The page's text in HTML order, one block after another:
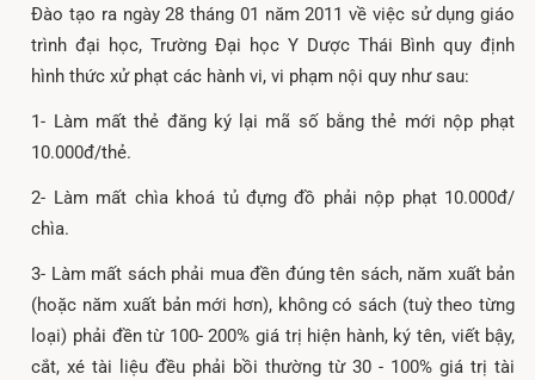
Đào tạo ra ngày 28 tháng 01 năm 2011 về việc sử dụng giáo
trình đại học, Trường Đại học Y Dược Thái Bình quy định
hình thức xử phạt các hành vi, vi phạm nội quy như sau:
1- Làm mất thẻ đăng ký lại mã số bằng thẻ mới nộp phạt
10.000đ/thẻ.
2- Làm mất chìa khoá tủ đựng đồ phải nộp phạt 10.000đ/
chìa.
3- Làm mất sách phải mua đền đúng tên sách, năm xuất bản
(hoặc năm xuất bản mới hơn), không có sách (tuỳ theo từng
loại) phải đền từ 100- 200% giá trị hiện hành, ký tên, viết bậy,
cắt, xé tài liệu đều phải bồi thường từ 30 - 100% giá trị tài